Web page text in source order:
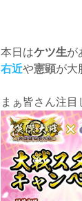
本日はケツ生が
右近や憲顕が大
まぁ皆さん注